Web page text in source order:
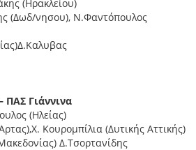
(Ηρακλείου)
(Δωδ/νησου), Ν.Φαντόπουλος
ΠΑΣ Γιάννινα
(Ηλείας)
Κουρομπίλια (Δυτικής Αττικής)
Δ.Τσορτανίδης